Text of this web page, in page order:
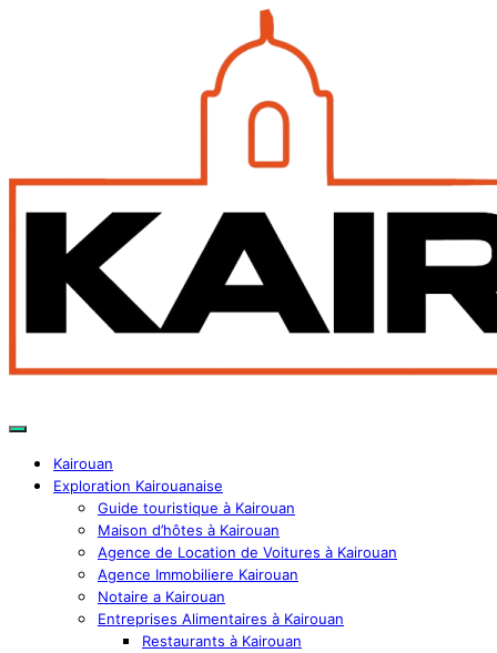
Kairouan
Exploration Kairouanaise
Guide touristique à Kairouan
Maison d’hôtes à Kairouan
Agence de Location de Voitures à Kairouan
Agence Immobiliere Kairouan
Notaire a Kairouan
Entreprises Alimentaires à Kairouan
Restaurants à Kairouan